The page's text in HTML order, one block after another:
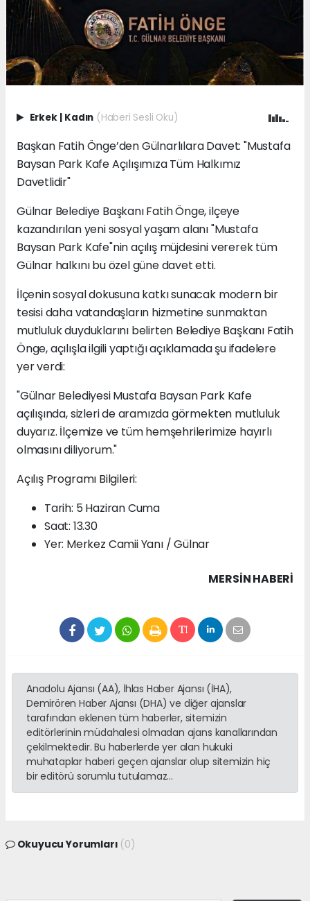
Erkek | Kadın (Haberi Sesli Oku)
Başkan Fatih Önge’den Gülnarlılara Davet: "Mustafa
Baysan Park Kafe Açılışımıza Tüm Halkımız
Davetlidir"
Gülnar Belediye Başkanı Fatih Önge, ilçeye
kazandırılan yeni sosyal yaşam alanı "Mustafa
Baysan Park Kafe"nin açılış müjdesini vererek tüm
Gülnar halkını bu özel güne davet etti.
İlçenin sosyal dokusuna katkı sunacak modern bir
tesisi daha vatandaşların hizmetine sunmaktan
mutluluk duyduklarını belirten Belediye Başkanı Fatih
Önge, açılışla ilgili yaptığı açıklamada şu ifadelere
yer verdi:
"Gülnar Belediyesi Mustafa Baysan Park Kafe
açılışında, sizleri de aramızda görmekten mutluluk
duyarız. İlçemize ve tüm hemşehrilerimize hayırlı
olmasını diliyorum."
Açılış Programı Bilgileri:
Tarih: 5 Haziran Cuma
Saat: 13.30
Yer: Merkez Camii Yanı / Gülnar
MERSIN HABERİ
Anadolu Ajansı (AA), İhlas Haber Ajansı (İHA),
Demirören Haber Ajansı (DHA) ve diğer ajanslar
tarafından eklenen tüm haberler, sitemizin
editörlerinin müdahalesi olmadan ajans kanallarından
çekilmektedir. Bu haberlerde yer alan hukuki
muhataplar haberi geçen ajanslar olup sitemizin hiç
bir editörü sorumlu tutulamaz...
Okuyucu Yorumları (0)